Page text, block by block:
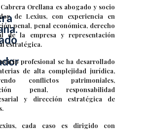
Orellana es abogado y socio
de Lexius, con experiencia en
penal, penal económica, derecho
de la empresa y representación
estratégica.
profesional se ha desarrollado
de alta complejidad jurídica,
conflictos patrimoniales,
penal, responsabilidad
y dirección estratégica de
cada caso es dirigido con